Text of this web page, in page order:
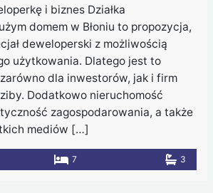
i biznes Działka
domem w Błoniu to propozycja,
deweloperski z możliwością
użytkowania. Dlatego jest to
dla inwestorów, jak i firm
Dodatkowo nieruchomość
zagospodarowania, a także
mediów […]
7 3